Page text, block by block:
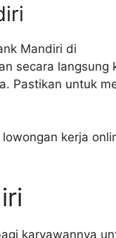
Mandiri di
secara langsung
Pastikan untuk
kerja
karyawannya